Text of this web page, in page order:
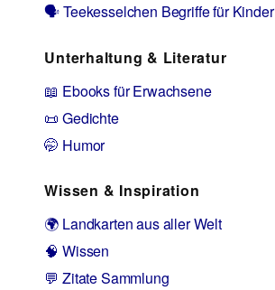
🗣️ Teekesselchen Begriffe für Kinder
Unterhaltung & Literatur
📖 Ebooks für Erwachsene
📜 Gedichte
🤭 Humor
Wissen & Inspiration
🌍 Landkarten aus aller Welt
🧠 Wissen
💬 Zitate Sammlung